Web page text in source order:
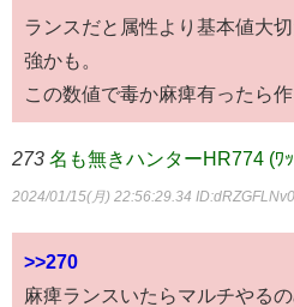
ランスだと属性より基本値大
強かも。
この数値で毒か麻痺有ったら
273 名も無きハンターHR774 (ﾜ
2024/01/15(月) 22:56:29.34 ID:dRZGFLNv0
>>270
麻痺ランスいたらマルチやる